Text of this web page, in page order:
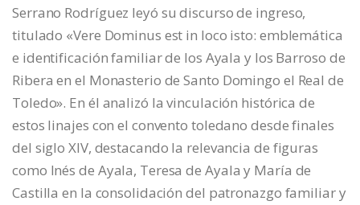
Serrano Rodríguez leyó su discurso de ingreso,
titulado «Vere Dominus est in loco isto: emblemática
e identificación familiar de los Ayala y los Barroso de
Ribera en el Monasterio de Santo Domingo el Real de
Toledo». En él analizó la vinculación histórica de
estos linajes con el convento toledano desde finales
del siglo XIV, destacando la relevancia de figuras
como Inés de Ayala, Teresa de Ayala y María de
Castilla en la consolidación del patronazgo familiar y